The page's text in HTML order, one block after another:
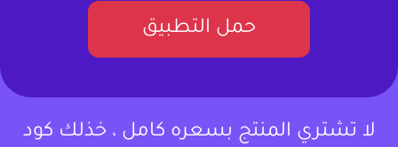
حمل التطبيق
لا تشتري المنتج بسعره كامل ، خذلك كود